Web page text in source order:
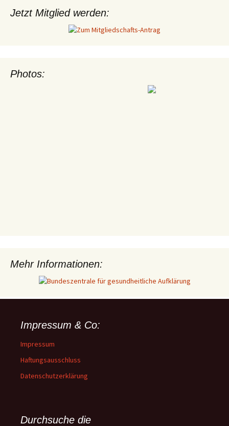
Jetzt Mitglied werden:
Photos:
Mehr Informationen:
Impressum & Co:
Impressum
Haftungsausschluss
Datenschutzerklärung
Durchsuche die